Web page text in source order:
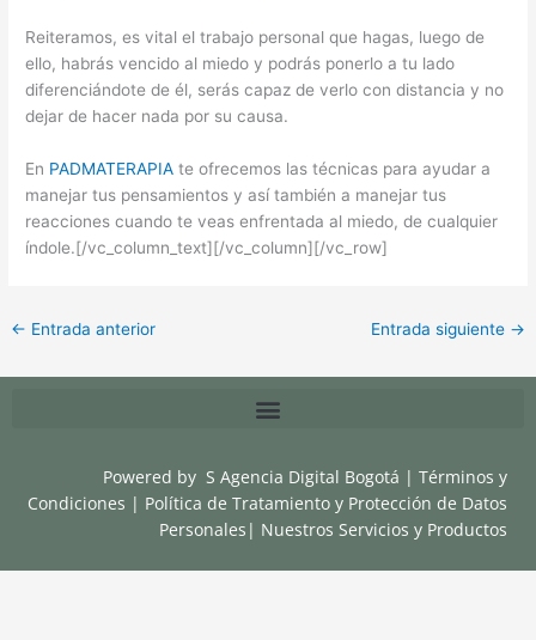
Reiteramos, es vital el trabajo personal que hagas, luego de
ello, habrás vencido al miedo y podrás ponerlo a tu lado
diferenciándote de él, serás capaz de verlo con distancia y no
dejar de hacer nada por su causa.
En PADMATERAPIA te ofrecemos las técnicas para ayudar a
manejar tus pensamientos y así también a manejar tus
reacciones cuando te veas enfrentada al miedo, de cualquier
índole.[/vc_column_text][/vc_column][/vc_row]
← Entrada anterior Entrada siguiente →
Powered by S Agencia Digital Bogotá |Términos y
Condiciones | Política de Tratamiento y Protección de Datos
Personales | Nuestros Servicios y Productos